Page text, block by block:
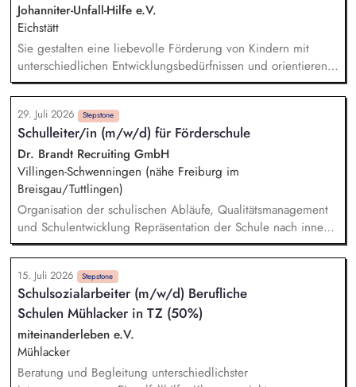
Johanniter-Unfall-Hilfe e.V.
Eichstätt
Sie gestalten eine liebevolle Förderung von Kindern mit
unterschiedlichen Entwicklungsbedürfnissen und orientieren
sich dabei an ihren individuellen Stärken und Ressourcen.
Sie begleiten die Kinder beim Übergang vom Kindergarten
in die Schule und unterstützen sie dabei, mehr
Selbstständigkeit und Vertrauen in die eigenen Fähigkeiten
zu entwickeln. Sie erstellen individuelle Förderpläne und
dokumentieren die Entwicklungsfortschritte der Kinder
fachlich und ressourcenorientiert. Sie arbeiten vertrauensvoll
mit Eltern, Schulen und weiteren Fachkräften zusammen und
gestalten gemeinsam bestmögliche
Entwicklungsbedingungen für die Kinder.
29. Juli 2026 Stepstone
Schulleiter/in (m/w/d) für Förderschule
Dr. Brandt Recruiting GmbH
Villingen-Schwenningen (nähe Freiburg im
Breisgau/Tuttlingen)
Organisation der schulischen Abläufe, Qualitätsmanagement
und Schulentwicklung Repräsentation der Schule nach innen
und außen Teilnahme an (dienstlichen) Veranstaltungen (z.B.
Konferenzen, Tag der offenen Tür, Empfänge) Gerne
Durchführung von Unterricht, der Stundenumfang kann
individuell abgesprochen werden
15. Juli 2026 Stepstone
Schulsozialarbeiter (m/w/d) Berufliche
Schulen Mühlacker in TZ (50%)
miteinanderleben e.V.
Mühlacker
Beratung und Begleitung unterschiedlichster